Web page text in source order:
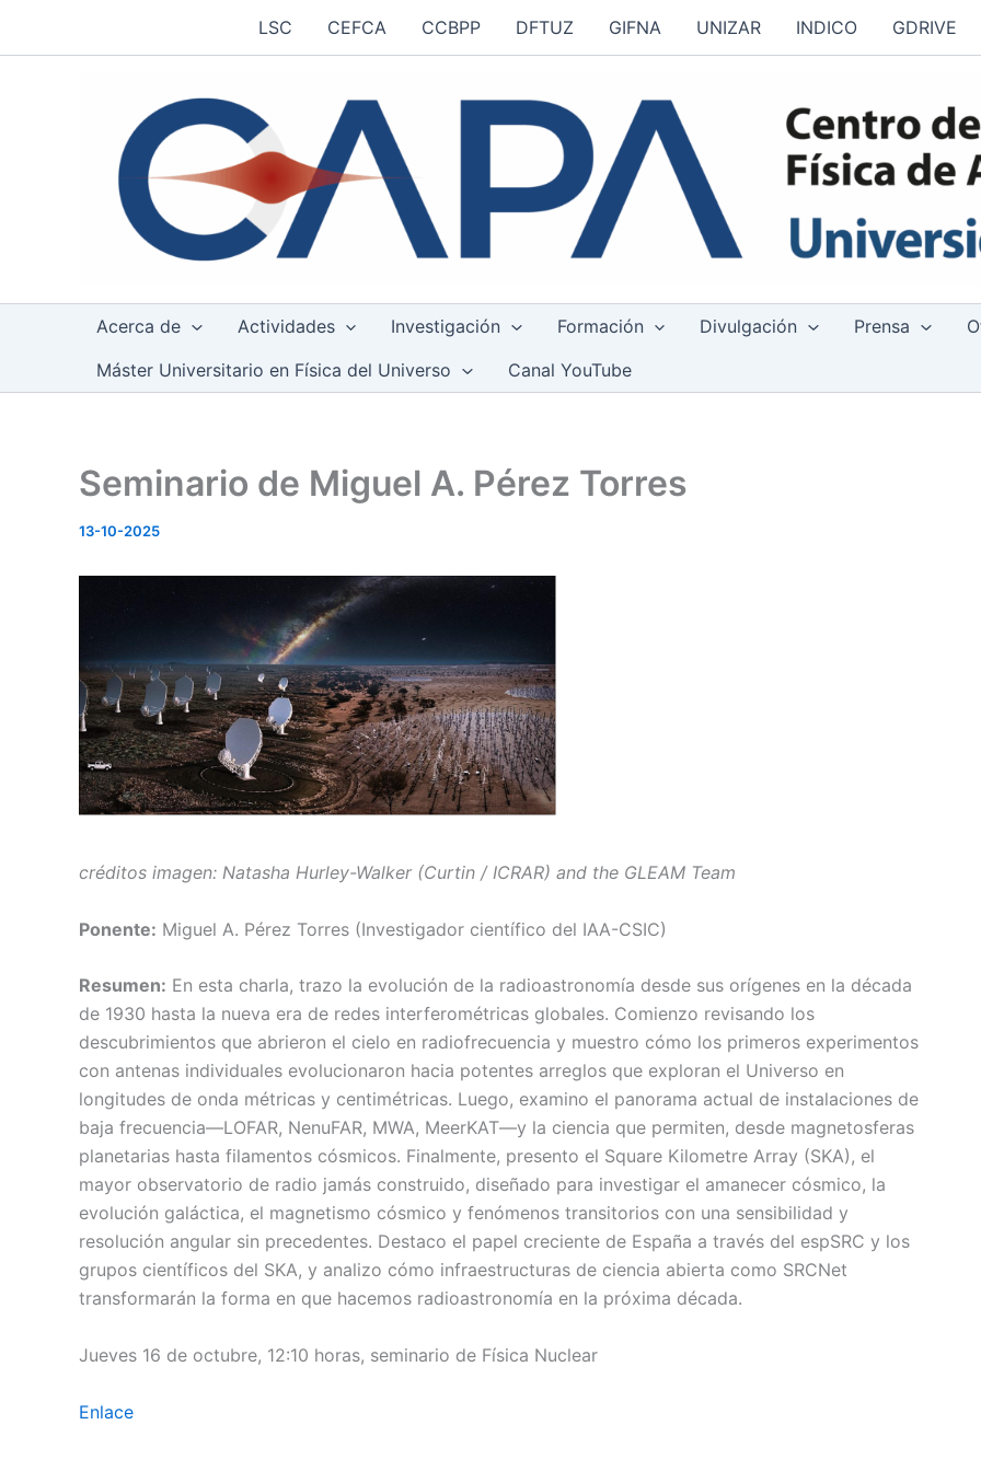
LSC CEFCA CCBPP DFTUZ GIFNA UNIZAR INDICO GDRIVE
Acerca de Actividades Investigación Formación Divulgación Prensa
Máster Universitario en Física del Universo
Canal YouTube
Seminario de Miguel A. Pérez Torres
13-10-2025
créditos imagen: Natasha Hurley-Walker (Curtin / ICRAR) and the GLEAM Team
Ponente: Miguel A. Pérez Torres (Investigador científico del IAA-CSIC)
Resumen: En esta charla, trazo la evolución de la radioastronomía desde sus orígenes en la década
de 1930 hasta la nueva era de redes interferométricas globales. Comienzo revisando los
descubrimientos que abrieron el cielo en radiofrecuencia y muestro cómo los primeros experimentos
con antenas individuales evolucionaron hacia potentes arreglos que exploran el Universo en
longitudes de onda métricas y centimétricas. Luego, examino el panorama actual de instalaciones de
baja frecuencia—LOFAR, NenuFAR, MWA, MeerKAT—y la ciencia que permiten, desde magnetosferas
planetarias hasta filamentos cósmicos. Finalmente, presento el Square Kilometre Array (SKA), el
mayor observatorio de radio jamás construido, diseñado para investigar el amanecer cósmico, la
evolución galáctica, el magnetismo cósmico y fenómenos transitorios con una sensibilidad y
resolución angular sin precedentes. Destaco el papel creciente de España a través del espSRC y los
grupos científicos del SKA, y analizo cómo infraestructuras de ciencia abierta como SRCNet
transformarán la forma en que hacemos radioastronomía en la próxima década.
Jueves 16 de octubre, 12:10 horas, seminario de Física Nuclear
Enlace